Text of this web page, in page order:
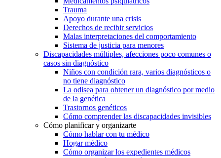
Trauma
Apoyo durante una crisis
Derechos de recibir servicios
Malas interpretaciones del comportamiento
Sistema de justicia para menores
Discapacidades múltiples, afecciones poco comunes o
casos sin diagnóstico
Niños con condición rara, varios diagnósticos o
no tiene diagnóstico
La odisea para obtener un diagnóstico por medio
de la genética
Trastornos genéticos
Cómo comprender las discapacidades invisibles
Cómo planificar y organizarte
Cómo hablar con tu médico
Hogar médico
Cómo organizar los expedientes médicos